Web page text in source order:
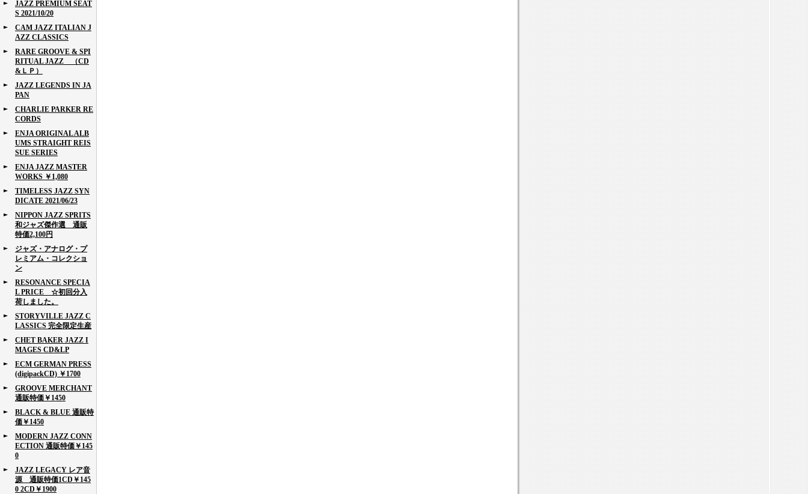
JAZZ PREMIUM SEAT
S 2021/10/20
CAM JAZZ ITALIAN J
AZZ CLASSICS
RARE GROOVE & SPI
RITUAL JAZZ （CD
&ＬＰ）
JAZZ LEGENDS IN JA
PAN
CHARLIE PARKER RE
CORDS
ENJA ORIGINAL ALB
UMS STRAIGHT REIS
SUE SERIES
ENJA JAZZ MASTER
WORKS ￥1,080
TIMELESS JAZZ SYN
DICATE 2021/06/23
NIPPON JAZZ SPRITS
和ジャズ傑作選 通販
特価2,100円
ジャズ・アナログ・プ
レミアム・コレクショ
ン
RESONANCE SPECIA
L PRICE ☆初回分入
荷しました。
STORYVILLE JAZZ C
LASSICS 完全限定生産
CHET BAKER JAZZ I
MAGES CD&LP
ECM GERMAN PRESS
(digipackCD) ￥1700
GROOVE MERCHANT
通販特価￥1450
BLACK & BLUE 通販特
価￥1450
MODERN JAZZ CONN
ECTION 通販特価￥145
0
JAZZ LEGACY レア音
源 通販特価1CD￥145
0 2CD￥1900